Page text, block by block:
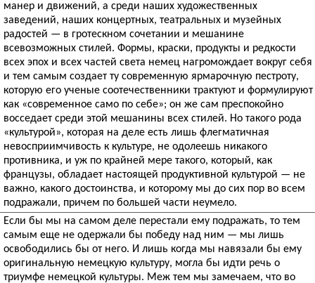
манер и движений, а среди наших художественных
заведений, наших концертных, театральных и музейных
радостей — в гротескном сочетании и мешанине
всевозможных стилей. Формы, краски, продукты и редкости
всех эпох и всех частей света немец нагромождает вокруг себя
и тем самым создает ту современную ярмарочную пестроту,
которую его ученые соотечественники трактуют и формулируют
как «современное само по себе»; он же сам преспокойно
восседает среди этой мешанины всех стилей. Но такого рода
«культурой», которая на деле есть лишь флегматичная
невосприимчивость к культуре, не одолеешь никакого
противника, и уж по крайней мере такого, который, как
французы, обладает настоящей продуктивной культурой — не
важно, какого достоинства, и которому мы до сих пор во всем
подражали, причем по большей части неумело.
Если бы мы на самом деле перестали ему подражать, то тем
самым еще не одержали бы победу над ним — мы лишь
освободились бы от него. И лишь когда мы навязали бы ему
оригинальную немецкую культуру, могла бы идти речь о
триумфе немецкой культуры. Меж тем мы замечаем, что во